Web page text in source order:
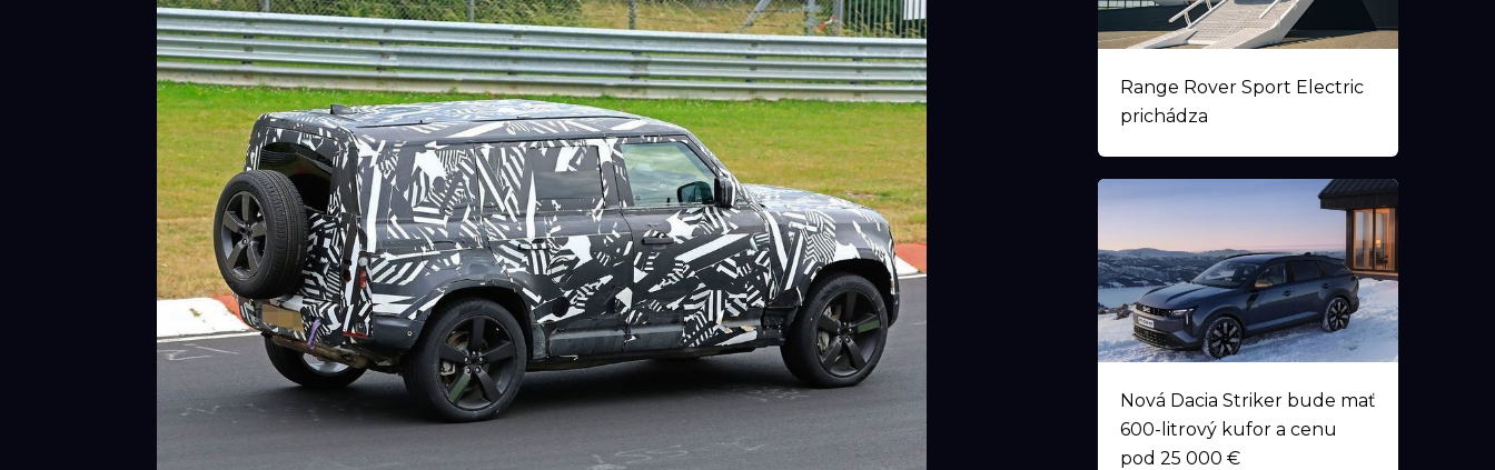
Range Rover Sport Electric
prichádza
Nová Dacia Striker bude mať
600-litrový kufor a cenu
pod 25 000 €